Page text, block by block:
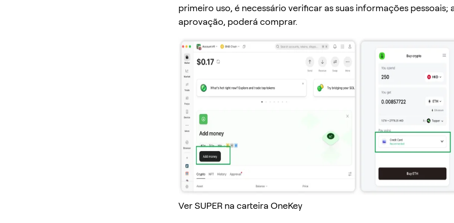
primeiro uso, é necessário verificar as suas informações pessoais;
aprovação, poderá comprar.
Ver SUPER na carteira OneKey